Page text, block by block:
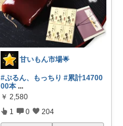
甘いもん市場🌟
#ぷるん、もっちり #累計14700
00本 ...
￥ 2,580
1 0 204